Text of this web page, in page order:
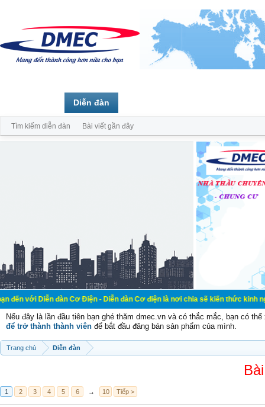
đàn Cơ Điện - Diễn đàn Cơ điện là nơi chia sẽ kiến thức kinh nghiệm
Nếu đây là lần đầu tiên bạn ghé thăm dmec.vn và có thắc mắc, bạn có
để trở thành thành viên để bắt đầu đăng bán sản phẩm của mình.
Trang chủ Diễn đàn
1 2 3 4 5 6 → 10 Tiếp >
Diễn đàn
Tìm kiếm diễn đàn Bài viết gần đây